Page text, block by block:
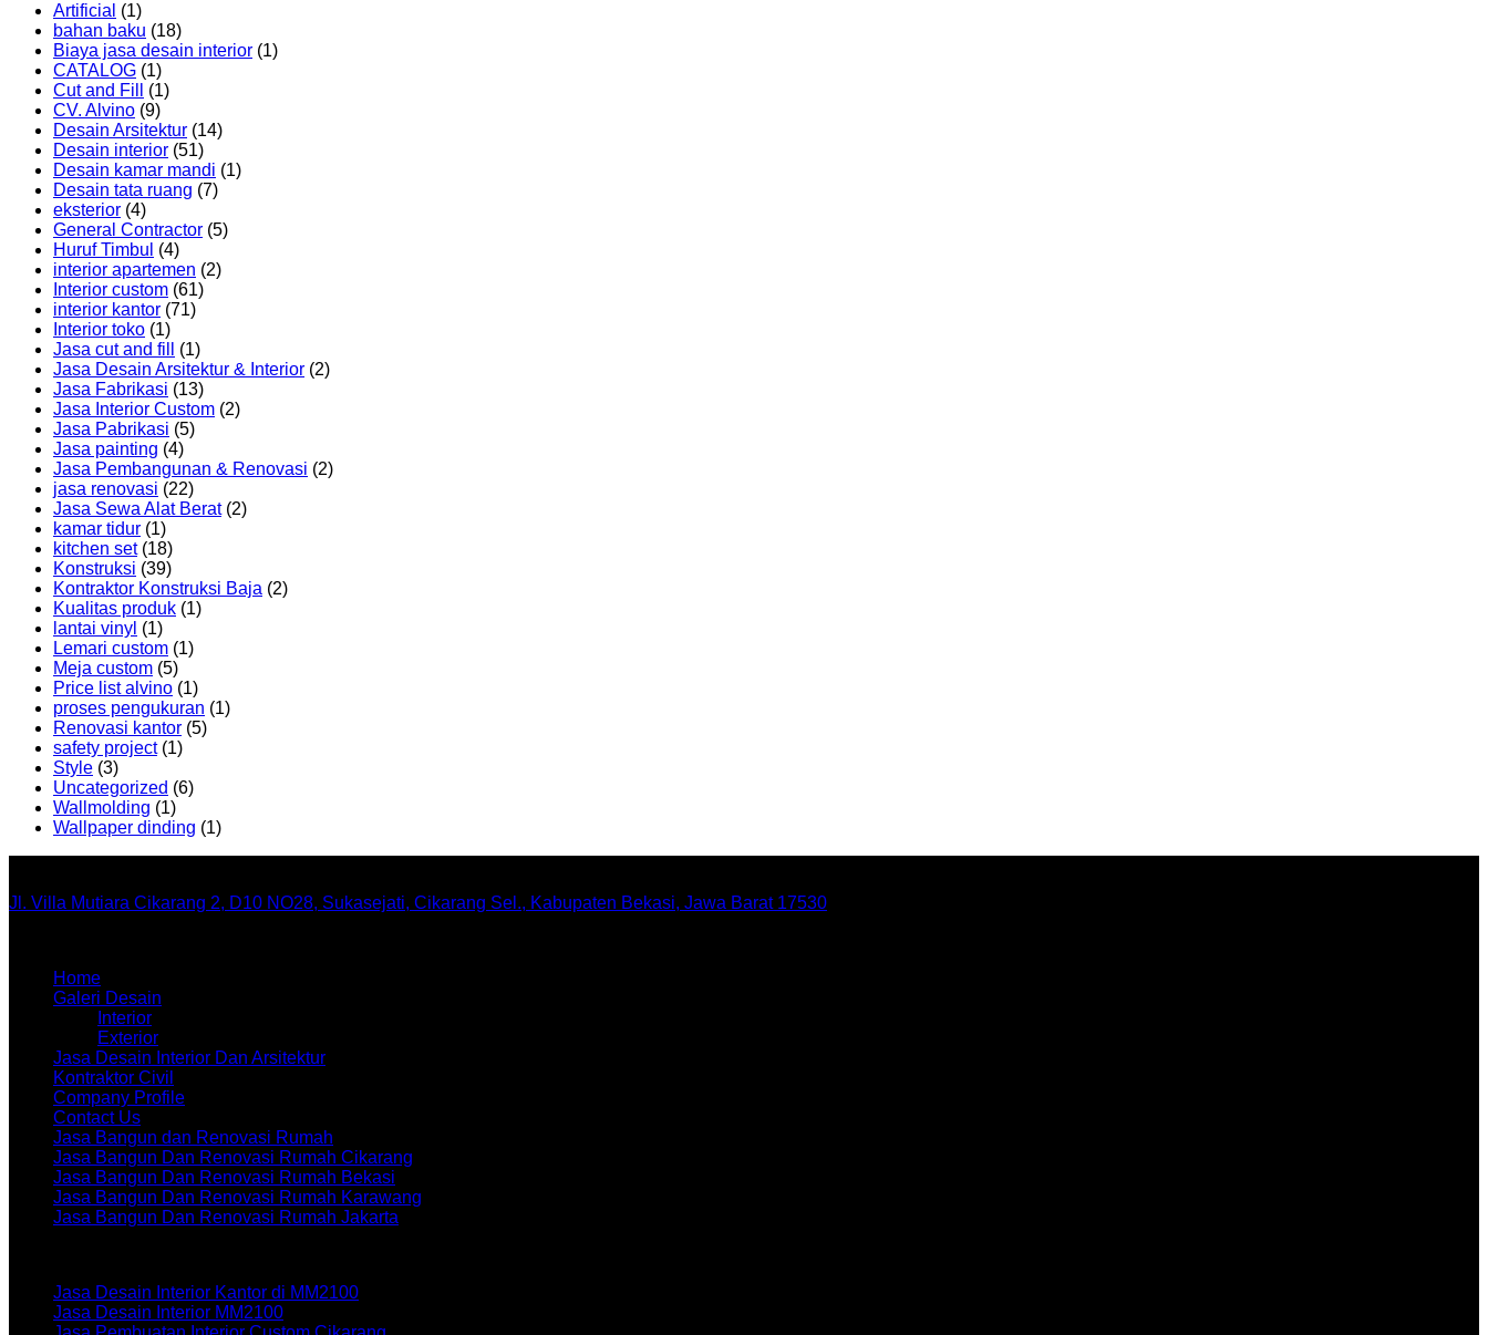
Artificial (1)
bahan baku (18)
Biaya jasa desain interior (1)
CATALOG (1)
Cut and Fill
(1)
CV. Alvino (9)
Desain Arsitektur (14)
Desain interior (51)
Desain kamar mandi (1)
Desain tata ruang (7)
eksterior (4)
General Contractor (5)
Huruf Timbul (4)
interior apartemen (2)
Interior custom (61)
interior kantor (71)
Interior toko (1)
Jasa cut and fill
(1)
Jasa Desain Arsitektur & Interior (2)
Jasa Fabrikasi (13)
Jasa Interior Custom (2)
Jasa Pabrikasi (5)
Jasa painting (4)
Jasa Pembangunan & Renovasi (2)
jasa renovasi (22)
Jasa Sewa Alat Berat(2)
kamar tidur (1)
kitchen set(18)
Konstruksi (39)
Kontraktor Konstruksi Baja (2)
Kualitas produk (1)
lantai vinyl (1)
Lemari custom (1)
Meja custom (5)
Price list alvino (1)
proses pengukuran (1)
Renovasi kantor (5)
safety project(1)
Style (3)
Uncategorized (6)
Wallmolding (1)
Wallpaper dinding (1)
Jl. Villa Mutiara Cikarang 2, D10 NO28, Sukasejati, Cikarang Sel., Kabupaten Bekasi, Jawa Barat 17530
Home
Galeri Desain
Interior
Exterior
Jasa Desain Interior Dan Arsitektur
Kontraktor Civil
Company Profile
Contact Us
Jasa Bangun dan Renovasi Rumah
Jasa Bangun Dan Renovasi Rumah Cikarang
Jasa Bangun Dan Renovasi Rumah Bekasi
Jasa Bangun Dan Renovasi Rumah Karawang
Jasa Bangun Dan Renovasi Rumah Jakarta
Jasa Desain Interior Kantor di MM2100
Jasa Desain Interior MM2100